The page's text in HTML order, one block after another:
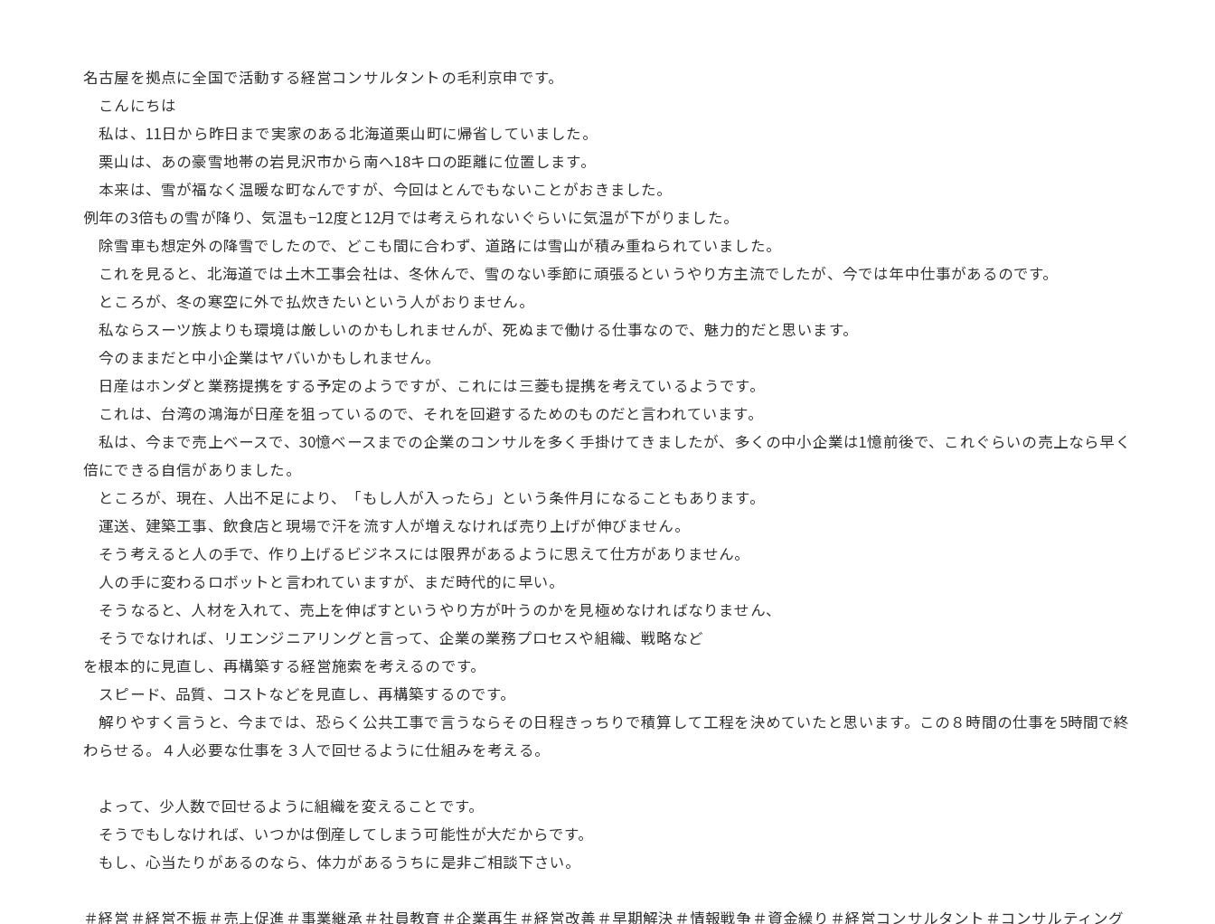
名古屋を拠点に全国で活動する経営コンサルタントの毛利京申です。
こんにちは
私は、11日から昨日まで実家のある北海道栗山町に帰省していました。
栗山は、あの豪雪地帯の岩見沢市から南へ18キロの距離に位置します。
本来は、雪が福なく温暖な町なんですが、今回はとんでもないことがおきました。
例年の3倍もの雪が降り、気温も−12度と12月では考えられないぐらいに気温が下がりました。
除雪車も想定外の降雪でしたので、どこも間に合わず、道路には雪山が積み重ねられていました。
これを見ると、北海道では土木工事会社は、冬休んで、雪のない季節に頑張るというやり方主流でしたが、今では年中仕事があるのです。
ところが、冬の寒空に外で払炊きたいという人がおりません。
私ならスーツ族よりも環境は厳しいのかもしれませんが、死ぬまで働ける仕事なので、魅力的だと思います。
今のままだと中小企業はヤバいかもしれません。
日産はホンダと業務提携をする予定のようですが、これには三菱も提携を考えているようです。
これは、台湾の鴻海が日産を狙っているので、それを回避するためのものだと言われています。
私は、今まで売上ベースで、30憶ベースまでの企業のコンサルを多く手掛けてきましたが、多くの中小企業は1憶前後で、これぐらいの売上なら早く
倍にできる自信がありました。
ところが、現在、人出不足により、「もし人が入ったら」という条件月になることもあります。
運送、建築工事、飲食店と現場で汗を流す人が増えなければ売り上げが伸びません。
そう考えると人の手で、作り上げるビジネスには限界があるように思えて仕方がありません。
人の手に変わるロボットと言われていますが、まだ時代的に早い。
そうなると、人材を入れて、売上を伸ばすというやり方が叶うのかを見極めなければなりません、
そうでなければ、リエンジニアリングと言って、企業の業務プロセスや組織、戦略など
を根本的に見直し、再構築する経営施索を考えるのです。
スピード、品質、コストなどを見直し、再構築するのです。
解りやすく言うと、今までは、恐らく公共工事で言うならその日程きっちりで積算して工程を決めていたと思います。この８時間の仕事を5時間で終
わらせる。４人必要な仕事を３人で回せるように仕組みを考える。
よって、少人数で回せるように組織を変えることです。
そうでもしなければ、いつかは倒産してしまう可能性が大だからです。
もし、心当たりがあるのなら、体力があるうちに是非ご相談下さい。
＃経営＃経営不振＃売上促進＃事業継承＃社員教育＃企業再生＃経営改善＃早期解決＃情報戦争＃資金繰り＃経営コンサルタント＃コンサルティング